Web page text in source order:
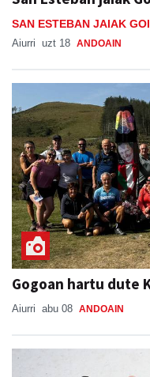
SAN ESTEBAN JAIAK
Aiurri uzt 18 ANDOAIN
Gogoan hartu dute
Aiurri abu 08 ANDOAIN